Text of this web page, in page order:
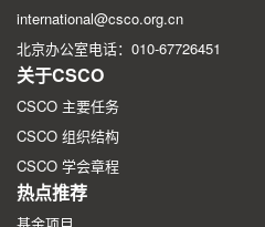
international@csco.org.cn
北京办公室电话：010-67726451
关于CSCO
CSCO 主要任务
CSCO 组织结构
CSCO 学会章程
热点推荐